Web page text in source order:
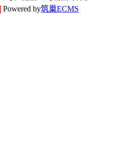
Powered by筑巢ECMS